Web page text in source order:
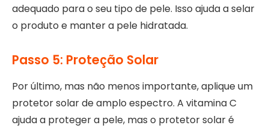
adequado para o seu tipo de pele. Isso ajuda a selar
o produto e manter a pele hidratada.
Passo 5: Proteção Solar
Por último, mas não menos importante, aplique um
protetor solar de amplo espectro. A vitamina C
ajuda a proteger a pele, mas o protetor solar é